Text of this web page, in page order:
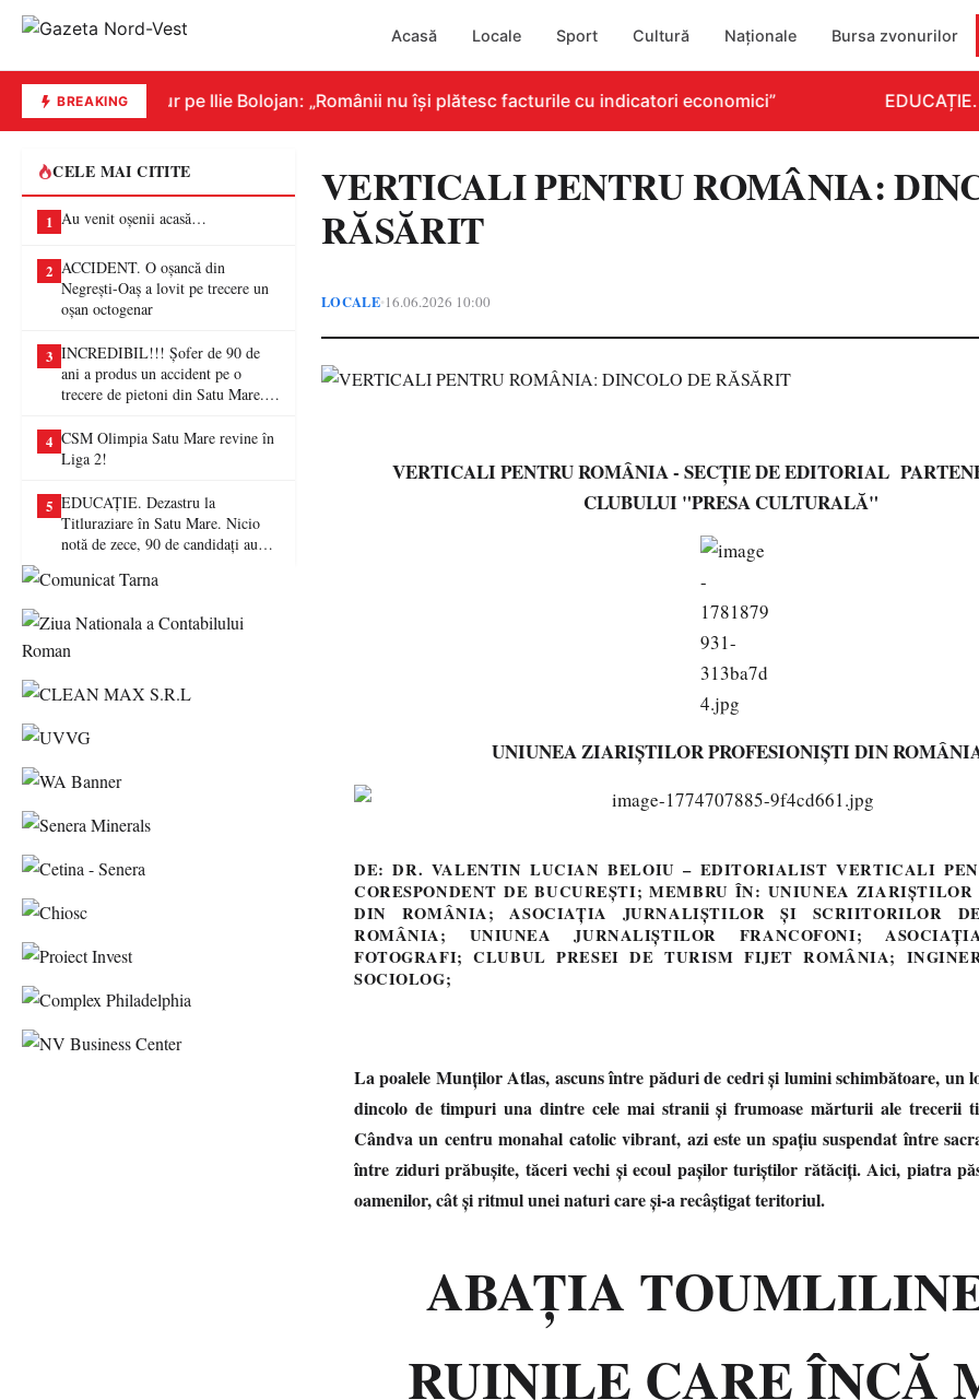
Acasă Locale Sport Cultură Naționale Bursa zvonurilor
BREAKING
Govor îl atacă dur pe Ilie Bolojan: „Românii nu își plătesc facturile cu indicatori economici”
CELE MAI CITITE
1 Au venit oșenii acasă…
2 ACCIDENT. O oșancă din
Negrești-Oaș a lovit pe trecere un
oșan octogenar
3 INCREDIBIL!!! Șofer de 90 de
ani a produs un accident pe o
trecere de pietoni din Satu Mare. O
4 CSM Olimpia Satu Mare revine în
Liga 2!
5 EDUCAȚIE. Dezastru la
Titluraziare în Satu Mare. Nicio
notă de zece, 90 de candidați au
VERTICALI PENTRU ROMÂNIA:
RĂSĂRIT
LOCALE•16.06.2026 10:00
VERTICALI PENTRU ROMÂNIA - SECȚIE DE EDITORIAL
CLUBULUI "PRESA CULTURALĂ"
UNIUNEA ZIARIȘTILOR PROFESIONIȘTI DIN
DE: DR. VALENTIN LUCIAN BELOIU – EDITORIALIST VERTICALI
CORESPONDENT DE BUCUREȘTI; MEMBRU ÎN: UNIUNEA ZIARIȘTILOR
DIN ROMÂNIA; ASOCIAȚIA JURNALIȘTILOR ȘI SCRIITORILOR
ROMÂNIA; UNIUNEA JURNALIȘTILOR FRANCOFONI;
FOTOGRAFI; CLUBUL PRESEI DE TURISM FIJET ROMÂNIA;
SOCIOLOG;
La poalele Munților Atlas, ascuns între păduri de cedri și lumini schimbătoare, un
dincolo de timpuri una dintre cele mai stranii și frumoase mărturii ale trecerii
Cândva un centru monahal catolic vibrant, azi este un spațiu suspendat între
între ziduri prăbușite, tăceri vechi și ecoul pașilor turiștilor rătăciți. Aici, piatra
oamenilor, cât și ritmul unei naturi care și-a recâștigat teritoriul.
ABAȚIA
RUINILE CARE ÎNCĂ